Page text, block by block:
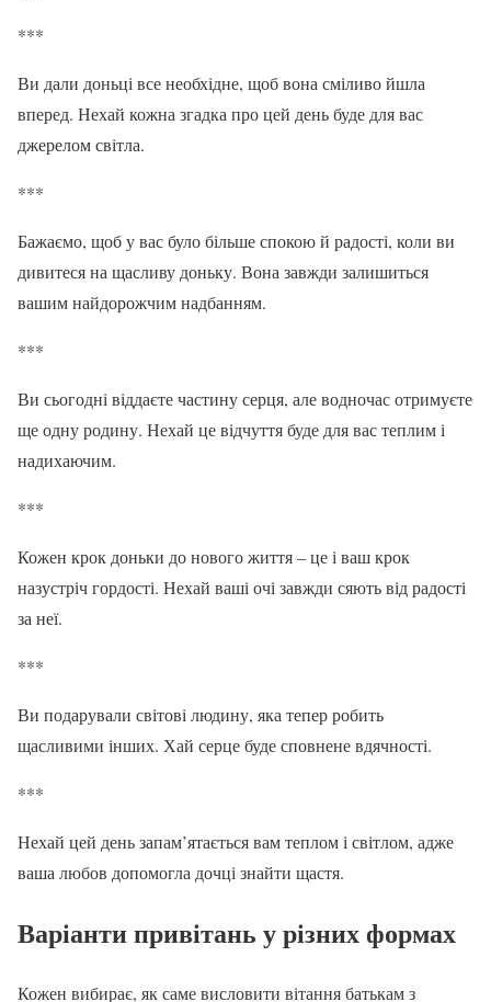
***
Ви дали доньці все необхідне, щоб вона сміливо йшла
вперед. Нехай кожна згадка про цей день буде для вас
джерелом світла.
***
Бажаємо, щоб у вас було більше спокою й радості, коли ви
дивитеся на щасливу доньку. Вона завжди залишиться
вашим найдорожчим надбанням.
***
Ви сьогодні віддаєте частину серця, але водночас отримуєте
ще одну родину. Нехай це відчуття буде для вас теплим і
надихаючим.
***
Кожен крок доньки до нового життя – це і ваш крок
назустріч гордості. Нехай ваші очі завжди сяють від радості
за неї.
***
Ви подарували світові людину, яка тепер робить
щасливими інших. Хай серце буде сповнене вдячності.
***
Нехай цей день запам’ятається вам теплом і світлом, адже
ваша любов допомогла дочці знайти щастя.
Варіанти привітань у різних формах
Кожен вибирає, як саме висловити вітання батькам з